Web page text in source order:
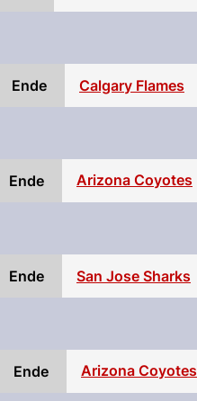
Ende Calgary Flames
Ende Arizona Coyotes
Ende San Jose Sharks
Ende Arizona Coyotes